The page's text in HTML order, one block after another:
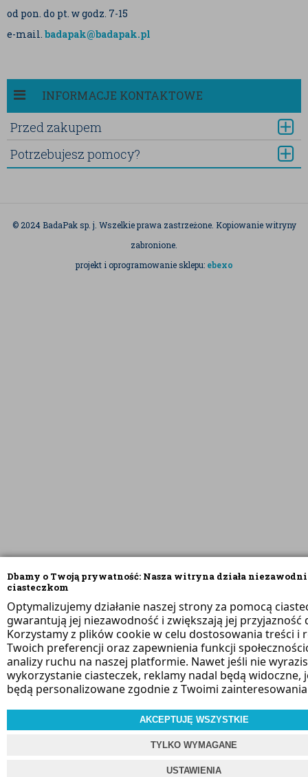
Dbamy o Twoją prywatność: Nasza witryna działa
ciasteczkom
Optymalizujemy działanie naszej strony za pomocą
gwarantują jej niezawodność i zwiększają jej przyjazność
Korzystamy z plików cookie w celu dostosowania treści i
Twoich preferencji oraz zapewnienia funkcji
analizy ruchu na naszej platformie. Nawet jeśli nie
wykorzystanie ciasteczek, reklamy nadal będą widoczne,
będą personalizowane zgodnie z Twoimi
AKCEPTUJĘ WSZYSTKIE
TYLKO WYMAGANE
USTAWIENIA
od pon. do pt. w godz. 7-15
e-mail. badapak@badapak.pl
INFORMACJE KONTAKTOWE
Przed zakupem
Potrzebujesz pomocy?
© 2024 BadaPak sp. j. Wszelkie prawa zastrzeżone. Kopiowanie witryny
zabronione.
projekt i oprogramowanie sklepu: ebexo